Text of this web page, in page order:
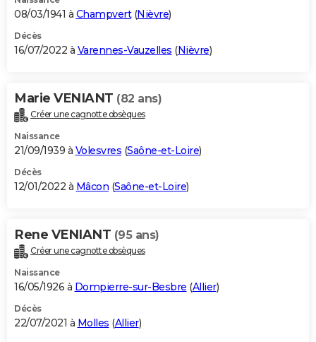
08/03/1941 à Champvert(Nièvre)
Décès
16/07/2022 à Varennes-Vauzelles (Nièvre)
Marie VENIANT (82 ans)
Créer une cagnotte obsèques
Naissance
21/09/1939 à Volesvres (Saône-et-Loire)
Décès
12/01/2022 à Mâcon (Saône-et-Loire)
Rene VENIANT (95 ans)
Créer une cagnotte obsèques
Naissance
16/05/1926 à Dompierre-sur-Besbre (Allier)
Décès
22/07/2021 à Molles (Allier)